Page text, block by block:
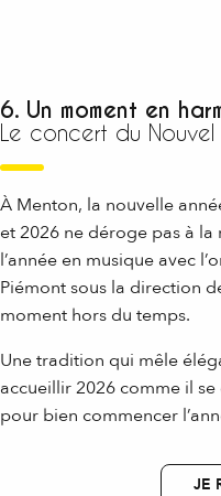
6. Un moment en
Le concert du Nouvel
À Menton, la nouvelle
et 2026 ne déroge pas à
l’année en musique avec
Piémont sous la direction
moment hors du temps.
Une tradition qui mêle
accueillir 2026 comme il
pour bien commencer
JE